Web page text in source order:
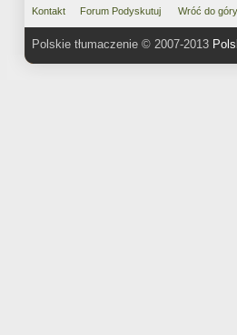
Kontakt Forum Podyskutuj Wróć do góry
Polskie tłumaczenie © 2007-2013
MyBB, © 2002-2026MyBB Groups.